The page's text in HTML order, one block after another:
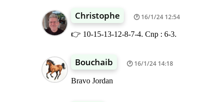
Christophe 16/1/24 12:54
👉 10-15-13-12-8-7-4. Cnp : 6-3.
Bouchaib 16/1/24 14:18
Bravo Jordan